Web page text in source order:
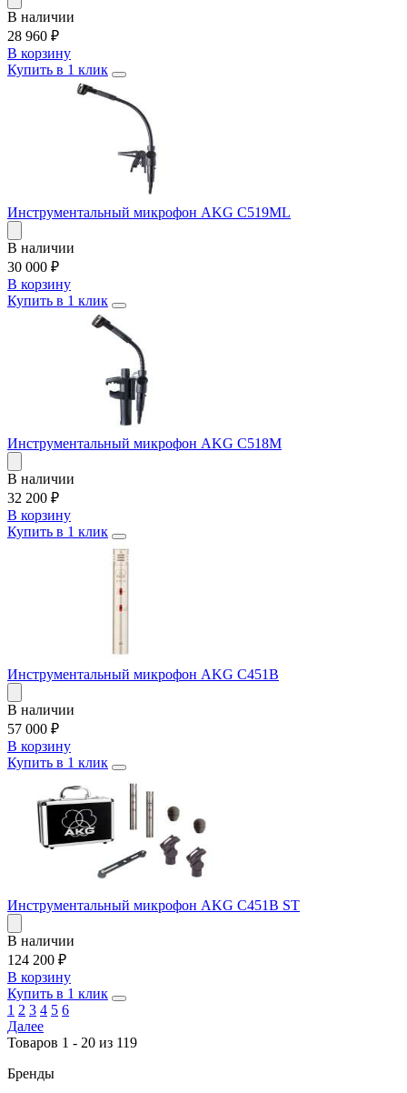
В наличии
28 960 ₽
В корзину
Купить в 1 клик
Инструментальный микрофон AKG C519ML
В наличии
30 000 ₽
В корзину
Купить в 1 клик
Инструментальный микрофон AKG C518M
В наличии
32 200 ₽
В корзину
Купить в 1 клик
Инструментальный микрофон AKG C451B
В наличии
57 000 ₽
В корзину
Купить в 1 клик
Инструментальный микрофон AKG C451B ST
В наличии
124 200 ₽
В корзину
Купить в 1 клик
1 2 3 4 5 6
Далее
Товаров 1 - 20 из 119
Бренды